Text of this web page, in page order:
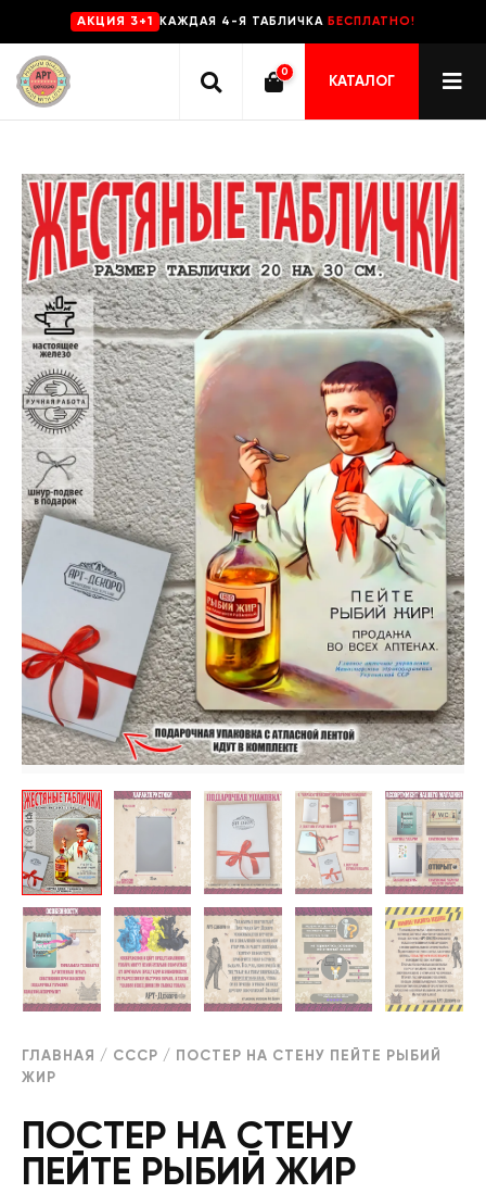
AKЦИЯ 3+1 КАЖДАЯ 4-Я ТАБЛИЧКА БЕСПЛАТНО!
0
КАТАЛОГ
ГЛАВНАЯ / СССР / ПОСТЕР НА СТЕНУ ПЕЙТЕ РЫБИЙ
ЖИР
ПОСТЕР НА СТЕНУ
ПЕЙТЕ РЫБИЙ ЖИР